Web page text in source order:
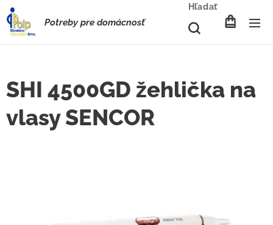
Potreby pre domácnosť
Hľadať
SHI 4500GD žehlička na
vlasy SENCOR